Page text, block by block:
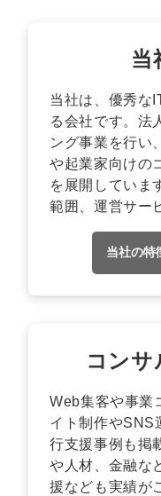
当
当社は、優秀な
る会社です。法
ング事業を行い
や起業家向けの
を展開していま
範囲、運営サー
当社の特
コンサ
Web集客や事業
イト制作やSNS
行支援事例も掲
や人材、金融な
援なども実績が